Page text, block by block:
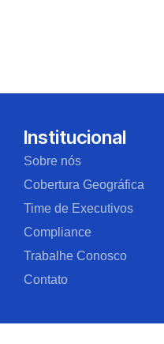
Institucional
Sobre nós
Cobertura Geográfica
Time de Executivos
Compliance
Trabalhe Conosco
Contato